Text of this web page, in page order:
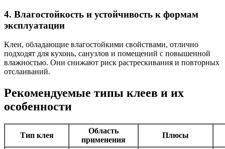
4. Влагостойкость и устойчивость к формам
эксплуатации
Клеи, обладающие влагостойкими свойствами, отлично
подходят для кухонь, санузлов и помещений с повышенной
влажностью. Они снижают риск растрескивания и повторных
отслаиваний.
Рекомендуемые типы клеев и их
особенности
Тип клея
Область
применения
Плюсы